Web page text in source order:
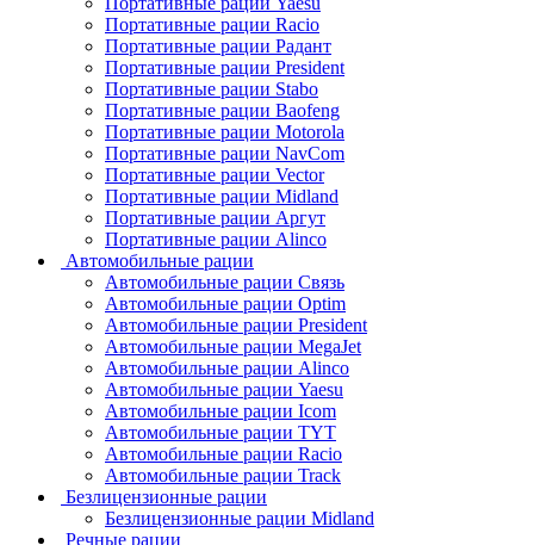
Портативные рации Racio
Портативные рации Радант
Портативные рации President
Портативные рации Stabo
Портативные рации Baofeng
Портативные рации Motorola
Портативные рации NavCom
Портативные рации Vector
Портативные рации Midland
Портативные рации Аргут
Портативные рации Alinco
Автомобильные рации
Автомобильные рации Связь
Автомобильные рации Optim
Автомобильные рации President
Автомобильные рации MegaJet
Автомобильные рации Alinco
Автомобильные рации Yaesu
Автомобильные рации Icom
Автомобильные рации TYT
Автомобильные рации Racio
Автомобильные рации Track
Безлицензионные рации
Безлицензионные рации Midland
Речные рации